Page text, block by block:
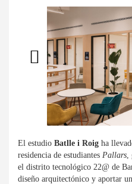
El estudio Batlle i Roig ha
residencia de estudiantes Pallars,
el distrito tecnológico 22@ de
diseño arquitectónico y aportar